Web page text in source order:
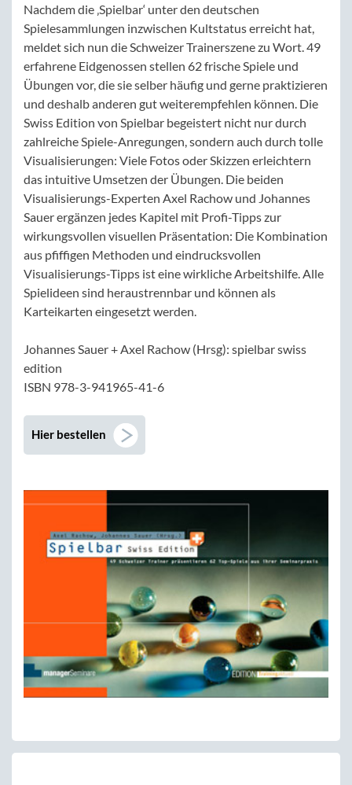
Nachdem die ‚Spielbar‘ unter den deutschen
Spielesammlungen inzwischen Kultstatus erreicht hat,
meldet sich nun die Schweizer Trainerszene zu Wort. 49
erfahrene Eidgenossen stellen 62 frische Spiele und
Übungen vor, die sie selber häufig und gerne praktizieren
und deshalb anderen gut weiterempfehlen können. Die
Swiss Edition von Spielbar begeistert nicht nur durch
zahlreiche Spiele-Anregungen, sondern auch durch tolle
Visualisierungen: Viele Fotos oder Skizzen erleichtern
das intuitive Umsetzen der Übungen. Die beiden
Visualisierungs-Experten Axel Rachow und Johannes
Sauer ergänzen jedes Kapitel mit Profi-Tipps zur
wirkungsvollen visuellen Präsentation: Die Kombination
aus pfiffigen Methoden und eindrucksvollen
Visualisierungs-Tipps ist eine wirkliche Arbeitshilfe. Alle
Spielideen sind heraustrennbar und können als
Karteikarten eingesetzt werden.
Johannes Sauer + Axel Rachow (Hrsg): spielbar swiss
edition
ISBN 978-3-941965-41-6
Hier bestellen